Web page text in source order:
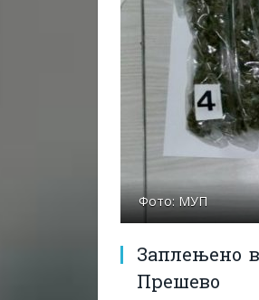
Фото: МУП
Заплењено
Прешево